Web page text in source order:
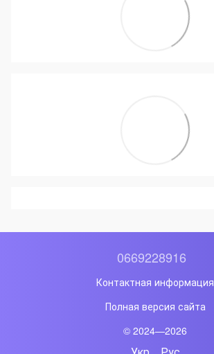
0669228916
Контактная информация
Полная версия сайта
© 2024—2026